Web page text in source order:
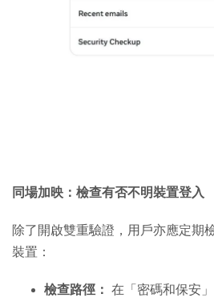
同場加映：檢查有否不明裝置登入
除了開啟雙重驗證，用戶亦應定期
裝置：
檢查路徑： 在「密碼和保安